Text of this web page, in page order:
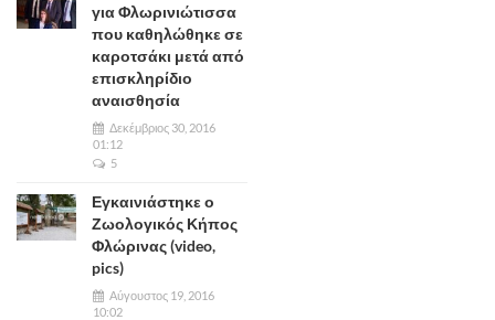
για Φλωρινιώτισσα
που καθηλώθηκε σε
καροτσάκι μετά από
επισκληρίδιο
αναισθησία
Δεκέμβριος 30, 2016
01:12
5
Εγκαινιάστηκε ο
Ζωολογικός Κήπος
Φλώρινας (video,
pics)
Αύγουστος 19, 2016
10:02